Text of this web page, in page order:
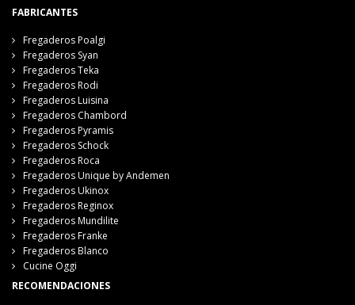
FABRICANTES
Fregaderos Poalgi
Fregaderos Syan
Fregaderos Teka
Fregaderos Rodi
Fregaderos Luisina
Fregaderos Chambord
Fregaderos Pyramis
Fregaderos Schock
Fregaderos Roca
Fregaderos Unique by Andemen
Fregaderos Ukinox
Fregaderos Reginox
Fregaderos Mundilite
Fregaderos Franke
Fregaderos Blanco
Cucine Oggi
RECOMENDACIONES